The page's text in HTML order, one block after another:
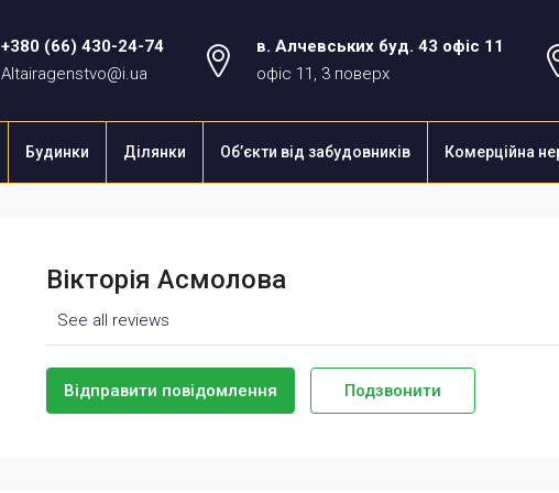
+380 (66) 430-24-74
Altairagenstvo@i.ua
в. Алчевських буд. 43 офіс 11
офіс 11, 3 поверх
Будинки Ділянки Об’єкти від забудовників Комерційна
Вікторія Асмолова
See all reviews
Відправити повідомлення Подзвонити